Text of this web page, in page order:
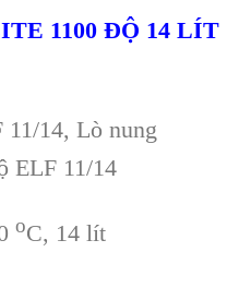
1100 ĐỘ 14 LÍT
14, Lò nung
ELF 11/14
oC, 14 lít